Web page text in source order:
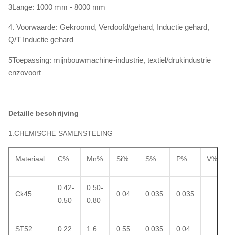
3Lange: 1000 mm - 8000 mm
4. Voorwaarde: Gekroomd, Verdoofd/gehard, Inductie gehard,
Q/T Inductie gehard
5Toepassing: mijnbouwmachine-industrie, textiel/drukindustrie
enzovoort
Detaille beschrijving
1.CHEMISCHE SAMENSTELING
Materiaal C% Mn% Si% S% P% V%
Ck45
0.42-
0.50
0.50-
0.80
0.04 0.035 0.035
ST52 0.22 1.6 0.55 0.035 0.04